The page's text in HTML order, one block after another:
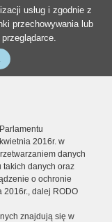
usług i zgodnie z
przechowywania lub
2016r. w
danych
takich danych oraz
o ochronie
2016r., dalej RODO
znajdują się w